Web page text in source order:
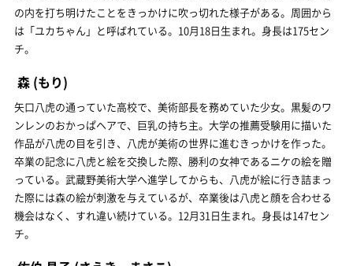
の内を打ち明けたことをきっかけに吹っ切れた様子がある。周囲から
は「ユカちゃん」と呼ばれている。10月18日生まれ。身長は175セン
チ。
森 (もり)
矢口八虎の通っていた高校で、美術部長を務めていた少女。黒髪のワ
ンレンのおかっぱヘアで、巨乳の持ち主。大学の推薦受験用に描いた
作品が八虎の目を引き、八虎が美術の世界に進むきっかけを作った。
卒業の記念に八虎と絵を交換した際、勝利の女神であるニケの絵を贈
っている。武蔵野美術大学へ進学してからも、八虎が絵に行き詰まっ
た際には森の絵が刺激を与えているが、卒業後は八虎と顔を合わせる
機会はなく、すれ違い続けている。12月31日生まれ。身長は147セン
チ。